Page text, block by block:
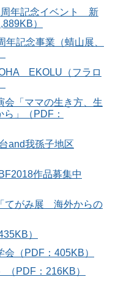
周年記念イベント 新
）
記念事業（蜻山展、
EKOLU（フラロ
会「ママの生き方、生
」（PDF：
and我孫子地区
作品募集中
てがみ展 海外からの
）
会（PDF：405KB）
（PDF：216KB）